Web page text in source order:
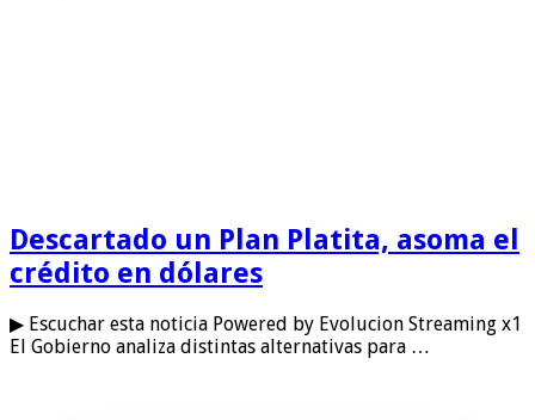
Descartado un Plan Platita, asoma el
crédito en dólares
▶ Escuchar esta noticia Powered by Evolucion Streaming x1
El Gobierno analiza distintas alternativas para …